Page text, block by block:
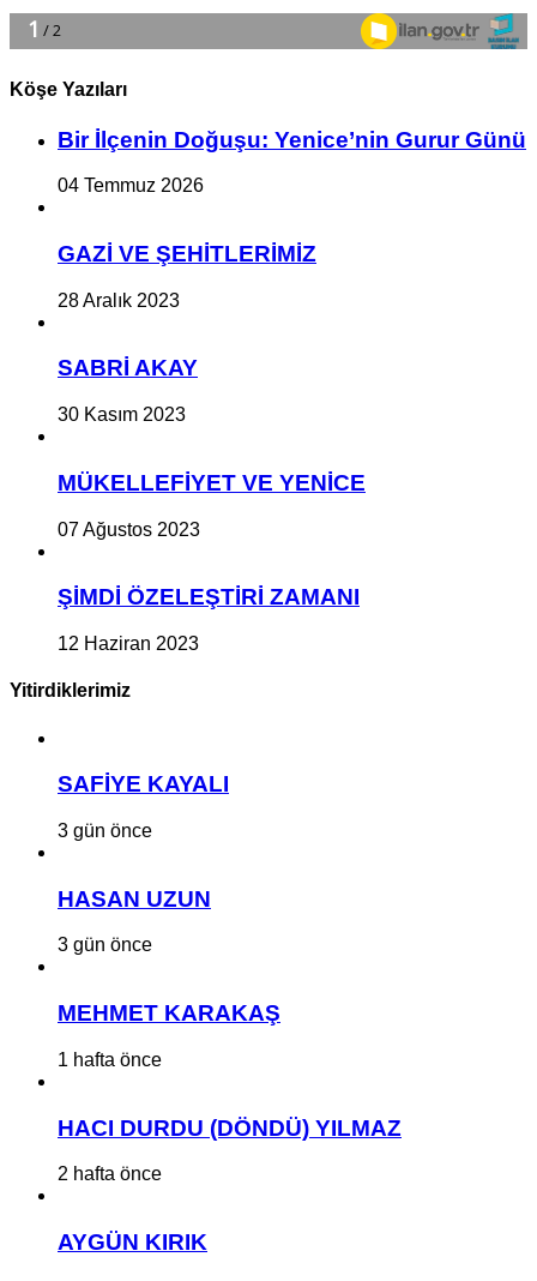
Köşe Yazıları
Bir İlçe­nin Do­ğu­şu: Ye­ni­ce’nin Gurur Günü
04 Temmuz 2026
GAZİ VE ŞEHİTLERİMİZ
28 Aralık 2023
SABRİ AKAY
30 Kasım 2023
MÜKELLEFİYET VE YENİCE
07 Ağustos 2023
ŞİMDİ ÖZELEŞTİRİ ZAMANI
12 Haziran 2023
Yitirdiklerimiz
SAFİYE KAYALI
3 gün önce
HASAN UZUN
3 gün önce
MEHMET KARAKAŞ
1 hafta önce
HACI DURDU (DÖNDÜ) YILMAZ
2 hafta önce
AYGÜN KIRIK